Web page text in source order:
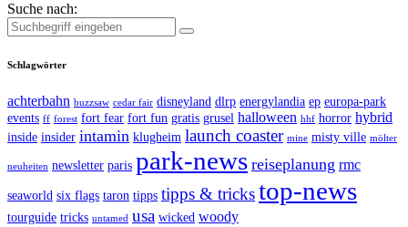
Suche nach:
Schlagwörter
achterbahn buzzsaw cedar fair disneyland dlrp energylandia ep europa-park
events ff forest fort fear fort fun gratis grusel halloween hhf horror hybrid
inside insider intamin klugheim launch coaster mine misty ville mölter
neuheiten newsletter paris park-news reiseplanung rmc
seaworld six flags taron tipps tipps & trickstop-news
tourguide tricks untamed usa wicked woody